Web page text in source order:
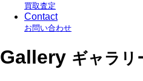
買取査定
Contact
お問い合わせ
Gallery ギャラリ